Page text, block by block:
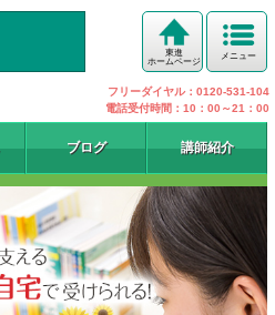
メニュー
東進
ホームページ
フリーダイヤル：0120-531-104
電話受付時間：10：00～21：00
ブログ 講師紹介